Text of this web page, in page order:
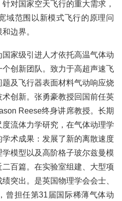
对国家空天飞行的重大需求，
域范围以新模式飞行的原理问
边界。
家级引进人才依托高温气体动
创新团队。致力于高超声速飞
及飞行器表面材料气动响应烧
创新。张勇豪教授回国前任英
Reese终身讲席教授。长期
流体力学研究，在气体动理学
术成果：发展了新的离散速度
模型以及高阶格子玻尔兹曼模
百篇。在实验室组建、大型项
突出。是英国物理学会会士、
曾担任第31届国际稀薄气体动